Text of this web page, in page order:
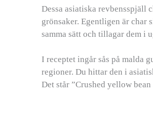
Dessa asiatiska revbensspjäll
grönsaker. Egentligen är
samma sätt och tillagar dem i
I receptet ingår sås på malda
regioner. Du hittar den i
Det står ”Crushed yellow